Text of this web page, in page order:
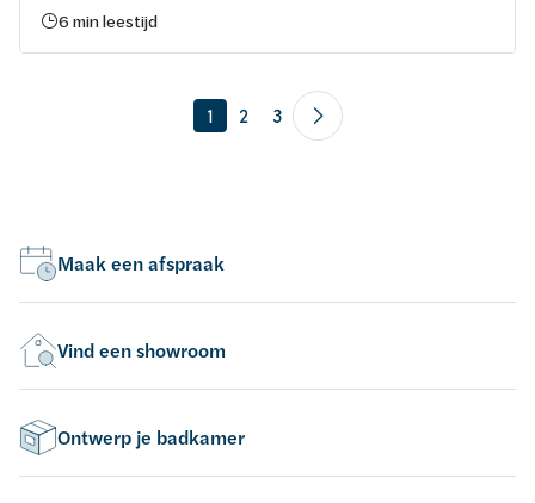
6 min leestijd
1 2 3
Maak een afspraak
Vind een showroom
Ontwerp je badkamer